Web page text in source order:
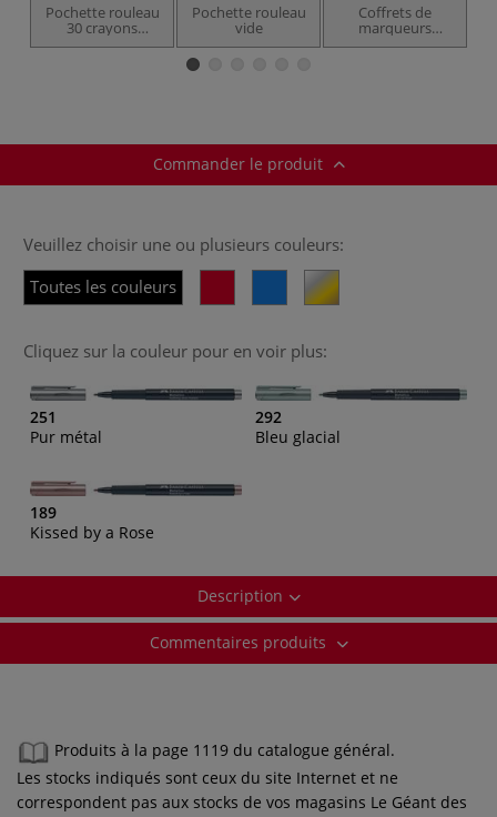
Pochette rouleau
30 crayons
aquarellables
Pochette rouleau
vide
Coffrets de
marqueurs
aquarelle Albrecht
Commander le produit
Veuillez choisir une ou plusieurs couleurs:
Toutes les couleurs
Cliquez sur la couleur pour en voir plus:
251
Pur métal
292
Bleu glacial
189
Kissed by a Rose
Description
Commentaires produits
Produits à la page 1119 du catalogue général.
Les stocks indiqués sont ceux du site Internet et ne
correspondent pas aux stocks de vos magasins Le Géant des